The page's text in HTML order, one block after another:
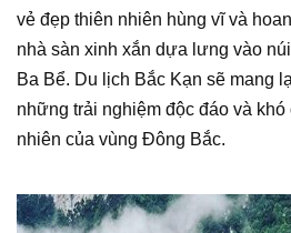
vẻ đẹp thiên nhiên hùng vĩ và
nhà sàn xinh xắn dựa lưng vào
Ba Bể. Du lịch Bắc Kạn sẽ mang
những trải nghiệm độc đáo và
nhiên của vùng Đông Bắc.